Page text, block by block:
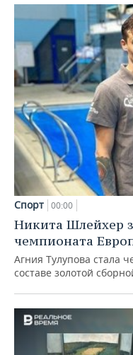
Спорт 00:00
Никита Шлейхер
чемпионата
Агния Тулупова стала
составе золотой